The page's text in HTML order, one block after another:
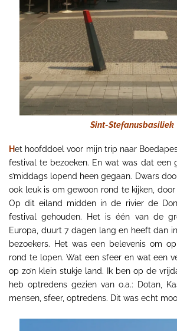
Sint-Stefanusbasiliek
Het hoofddoel voor mijn trip naar
festival te bezoeken. En wat was dat een
s’middags lopend heen gegaan. Dwars
ook leuk is om gewoon rond te kijken,
Op dit eiland midden in de rivier de
festival gehouden. Het is één van de
Europa, duurt 7 dagen lang en heeft dan
bezoekers. Het was een belevenis om
rond te lopen. Wat een sfeer en wat een
op zo’n klein stukje land. Ik ben op de
heb optredens gezien van o.a.: Dotan,
mensen, sfeer, optredens. Dit was echt